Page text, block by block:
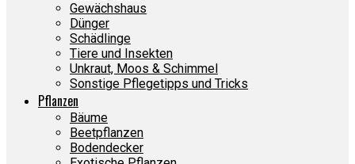
Gewächshaus
Dünger
Schädlinge
Tiere und Insekten
Unkraut, Moos & Schimmel
Sonstige Pflegetipps und Tricks
Pflanzen
Bäume
Beetpflanzen
Bodendecker